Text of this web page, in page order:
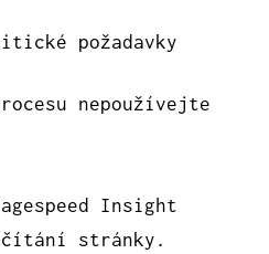
požadavky
nepoužívejte
Insight
stránky.